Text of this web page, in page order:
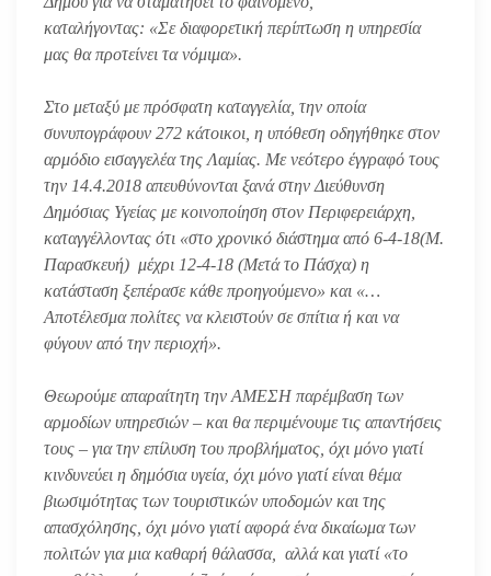
καταλήγοντας: «Σε διαφορετική περίπτωση η υπηρεσία
μας θα προτείνει τα νόμιμα».
Στο μεταξύ με πρόσφατη καταγγελία, την οποία
συνυπογράφουν 272 κάτοικοι, η υπόθεση οδηγήθηκε στον
αρμόδιο εισαγγελέα της Λαμίας. Με νεότερο έγγραφό τους
την 14.4.2018 απευθύνονται ξανά στην Διεύθυνση
Δημόσιας Υγείας με κοινοποίηση στον Περιφερειάρχη,
καταγγέλλοντας ότι «στο χρονικό διάστημα από 6-4-18(Μ.
Παρασκευή) μέχρι 12-4-18 (Μετά το Πάσχα) η
κατάσταση ξεπέρασε κάθε προηγούμενο» και «…
Αποτέλεσμα πολίτες να κλειστούν σε σπίτια ή και να
φύγουν από την περιοχή».
Θεωρούμε απαραίτητη την ΑΜΕΣΗ παρέμβαση των
αρμοδίων υπηρεσιών – και θα περιμένουμε τις απαντήσεις
τους – για την επίλυση του προβλήματος, όχι μόνο γιατί
κινδυνεύει η δημόσια υγεία, όχι μόνο γιατί είναι θέμα
βιωσιμότητας των τουριστικών υποδομών και της
απασχόλησης, όχι μόνο γιατί αφορά ένα δικαίωμα των
πολιτών για μια καθαρή θάλασσα, αλλά και γιατί «το